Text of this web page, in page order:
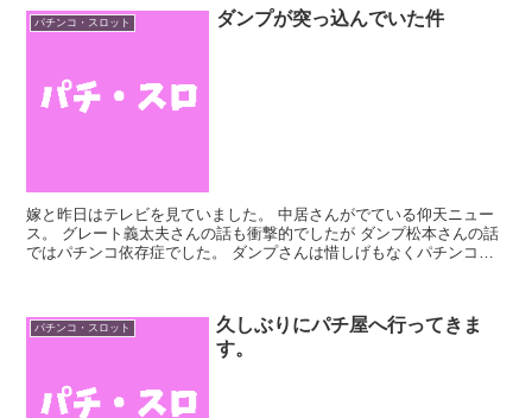
パチンコ・スロット ダンプが突っ込んでいた件
嫁と昨日はテレビを見ていました。 中居さんがでている仰天ニュー
ス。 グレート義太夫さんの話も衝撃的でしたが ダンプ松本さんの話
ではパチンコ依存症でした。 ダンプさんは惜しげもなくパチンコに
パチンコ・スロット
久しぶりにパチ屋へ行ってきま
す。